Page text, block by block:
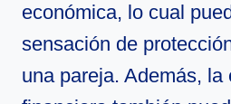
económica, lo cual
sensación de
una pareja. Además, la